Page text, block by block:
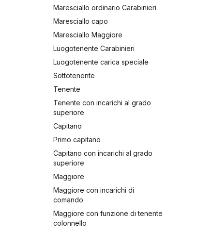
Maresciallo ordinario Carabinieri
Maresciallo capo
Maresciallo Maggiore
Luogotenente Carabinieri
Luogotenente carica speciale
Sottotenente
Tenente
Tenente con incarichi al grado
superiore
Capitano
Primo capitano
Capitano con incarichi al grado
superiore
Maggiore
Maggiore con incarichi di
comando
Maggiore con funzione di tenente
colonnello